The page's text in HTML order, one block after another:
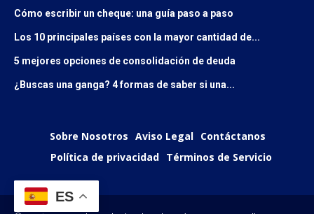
Cómo escribir un cheque: una guía paso a paso
Los 10 principales países con la mayor cantidad de...
5 mejores opciones de consolidación de deuda
¿Buscas una ganga? 4 formas de saber si una...
Sobre Nosotros Aviso Legal Contáctanos
Política de privacidad Términos de Servicio
ES